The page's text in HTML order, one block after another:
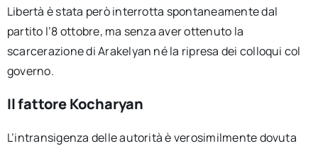
Libertà è stata però interrotta spontaneamente dal
partito l’8 ottobre, ma senza aver ottenuto la
scarcerazione di Arakelyan né la ripresa dei colloqui col
governo.
Il fattore Kocharyan
L’intransigenza delle autorità è verosimilmente dovuta